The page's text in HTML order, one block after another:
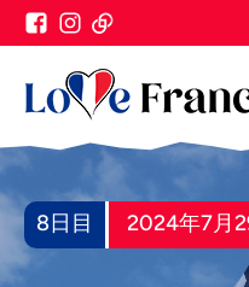
8日目 2024年7月